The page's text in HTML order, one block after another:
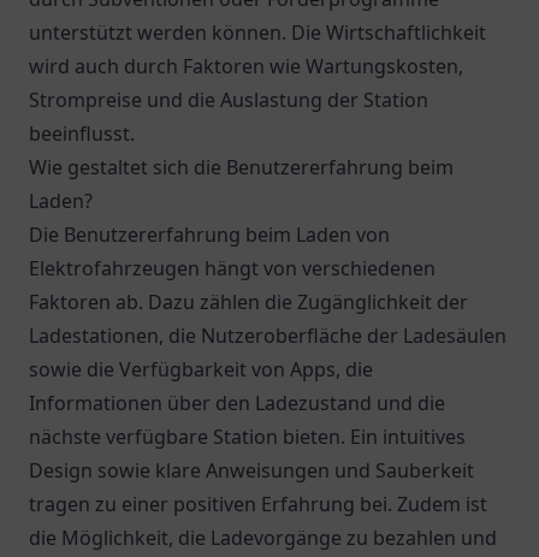
unterstützt werden können. Die Wirtschaftlichkeit
wird auch durch Faktoren wie Wartungskosten,
Strompreise und die Auslastung der Station
beeinflusst.
Wie gestaltet sich die Benutzererfahrung beim
Laden?
Die Benutzererfahrung beim Laden von
Elektrofahrzeugen hängt von verschiedenen
Faktoren ab. Dazu zählen die Zugänglichkeit der
Ladestationen, die Nutzeroberfläche der Ladesäulen
sowie die Verfügbarkeit von Apps, die
Informationen über den Ladezustand und die
nächste verfügbare Station bieten. Ein intuitives
Design sowie klare Anweisungen und Sauberkeit
tragen zu einer positiven Erfahrung bei. Zudem ist
die Möglichkeit, die Ladevorgänge zu bezahlen und